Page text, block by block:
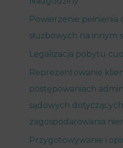
Powierzenie pełnienia
służbowych na innym
Legalizacja pobytu
Reprezentowanie
postępowaniach
sądowych
zagospodarowania
Przygotowywanie i